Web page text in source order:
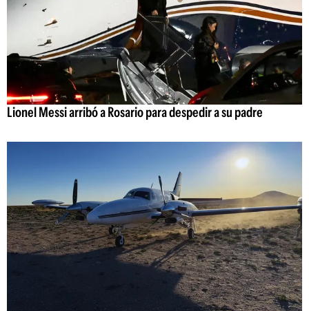
Lionel Messi arribó a Rosario para despedir a su padre